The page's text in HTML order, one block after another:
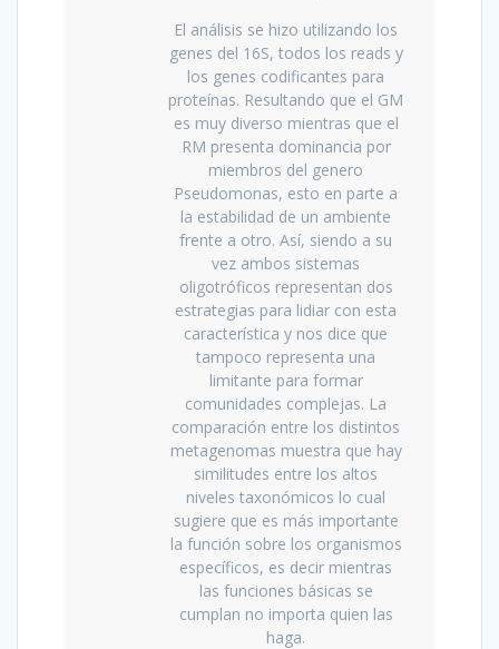
El análisis se hizo utilizando los
genes del 16S, todos los reads y
los genes codificantes para
proteínas. Resultando que el GM
es muy diverso mientras que el
RM presenta dominancia por
miembros del genero
Pseudomonas, esto en parte a
la estabilidad de un ambiente
frente a otro. Así, siendo a su
vez ambos sistemas
oligotróficos representan dos
estrategias para lidiar con esta
característica y nos dice que
tampoco representa una
limitante para formar
comunidades complejas. La
comparación entre los distintos
metagenomas muestra que hay
similitudes entre los altos
niveles taxonómicos lo cual
sugiere que es más importante
la función sobre los organismos
específicos, es decir mientras
las funciones básicas se
cumplan no importa quien las
haga.